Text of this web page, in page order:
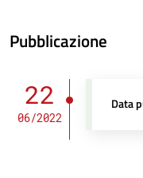
Pubblicazione
22
06/2022
Data